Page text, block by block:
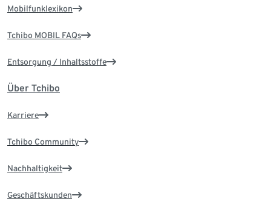
Mobilfunklexikon
Tchibo MOBIL FAQs
Entsorgung / Inhaltsstoffe
Über Tchibo
Karriere
Tchibo Community
Nachhaltigkeit
Geschäftskunden